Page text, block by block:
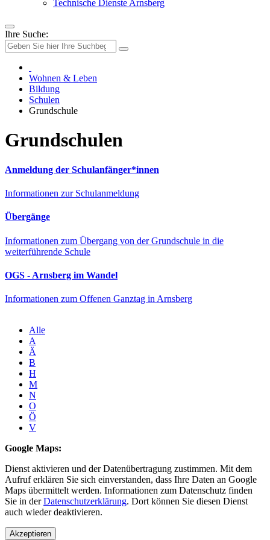
Technische Dienste Arnsberg
Ihre Suche:
Wohnen & Leben
Bildung
Schulen
Grundschule
Grundschulen
Anmeldung der Schulanfänger*innen
Informationen zur Schulanmeldung
Übergänge
Informationen zum Übergang von der Grundschule in die
weiterführende Schule
OGS - Arnsberg im Wandel
Informationen zum Offenen Ganztag in Arnsberg
Alle
A
Ä
B
H
M
N
O
Ö
V
Google Maps:
Dienst aktivieren und der Datenübertragung zustimmen. Mit dem
Aufruf erklären Sie sich einverstanden, dass Ihre Daten an Google
Maps übermittelt werden. Informationen zum Datenschutz finden
Sie in derDatenschutzerklärung. Dort können Sie diesen Dienst
auch wieder deaktivieren.
Akzeptieren